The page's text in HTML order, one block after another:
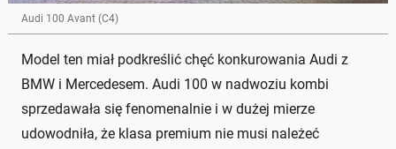
Audi 100 Avant (C4)
Model ten miał podkreślić chęć konkurowania Audi z
BMW i Mercedesem. Audi 100 w nadwoziu kombi
sprzedawała się fenomenalnie i w dużej mierze
udowodniła, że klasa premium nie musi należeć